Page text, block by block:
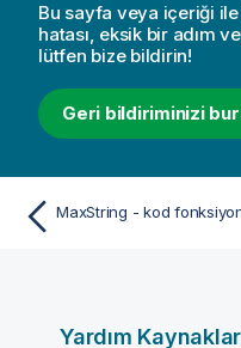
Bu sayfa veya içeriği
hatası, eksik bir adım
lütfen bize bildirin!
Geri bildiriminizi
MaxString - kod
Yardım